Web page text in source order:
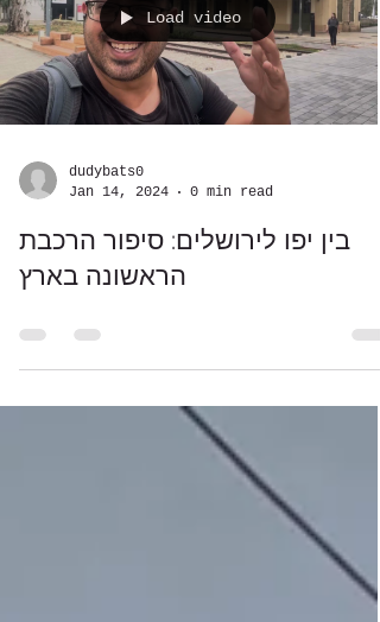
Load video
dudybats0
Jan 14, 2024
0 min read
בין יפו לירושלים: סיפור הרכבת
הראשונה בארץ